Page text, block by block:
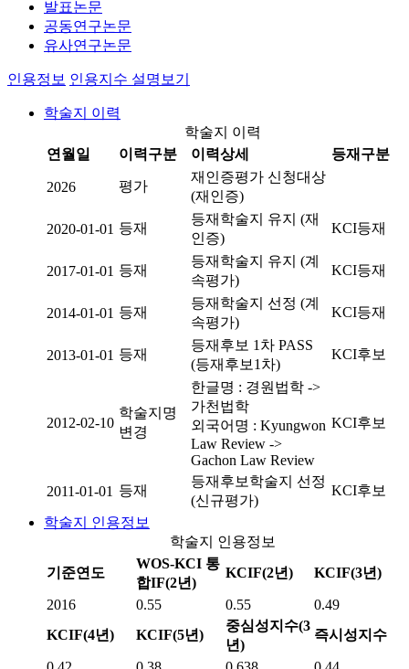
발표논문
공동연구논문
유사연구논문
인용정보 인용지수 설명보기
학술지 이력
학술지 이력
연월일
이력구분 이력상세 등재구분
2026 평가
재인증평가 신청대상
(재인증)
2020-01-01 등재
등재학술지 유지 (재
인증)
KCI등재
2017-01-01 등재
등재학술지 유지 (계
속평가)
KCI등재
2014-01-01 등재
등재학술지 선정 (계
속평가)
KCI등재
2013-01-01 등재
등재후보 1차 PASS
(등재후보1차)
KCI후보
2012-02-10
학술지명
변경
한글명 : 경원법학 ->
가천법학
외국어명 : Kyungwon
Law Review ->
Gachon Law Review
KCI후보
2011-01-01 등재
등재후보학술지 선정
(신규평가)
KCI후보
학술지 인용정보
학술지 인용정보
기준연도
WOS-KCI 통
합IF(2년)
KCIF(2년) KCIF(3년)
2016 0.55 0.55
0.49
KCIF(4년)
KCIF(5년)
중심성지수(3
년)
즉시성지수